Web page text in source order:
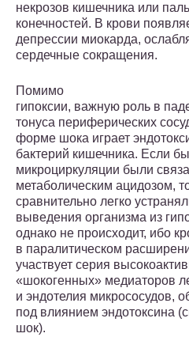
некрозов кишечника или
конечностей. В крови
депрессии миокарда,
сердечные сокращения.
Помимо
гипоксии, важную роль в
тонуса периферических
форме шока играет
бактерий кишечника. Если
микроциркуляции были
метаболическим ацидозом,
сравнительно легко
выведения организма из
однако не происходит, ибо
в паралитическом
участвует серия
«шокогенных» медиаторов
и эндотелия микро­сосудов,
под влиянием эндотоксина
шок).